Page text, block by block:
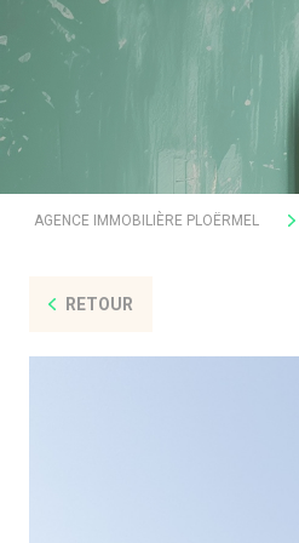
AGENCE IMMOBILIÈRE PLOËRMEL
RETOUR